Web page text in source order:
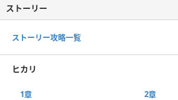
ストーリー
ストーリー攻略一覧
ヒカリ
1章 2章